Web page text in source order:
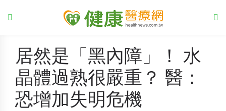
居然是「黑內障」！ 水
晶體過熟很嚴重？ 醫：
恐增加失明危機